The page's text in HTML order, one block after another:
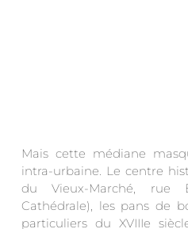
Mais cette médiane
intra-urbaine. Le centre
du Vieux-Marché, rue
Cathédrale), les pans de
particuliers du XVIIIe